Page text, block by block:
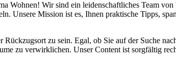
Wir sind ein leidenschaftliches Team
Unsere Mission ist es, Ihnen praktische Tipps,
zu sein. Egal, ob Sie auf der Suche
zu verwirklichen. Unser Content ist sorgfältig